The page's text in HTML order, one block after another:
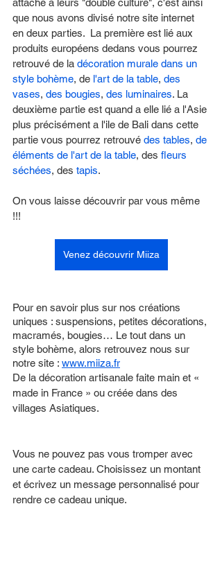
attaché à leurs "double culture", c'est ainsi
que nous avons divisé notre site internet
en deux parties.  La première est lié aux
produits européens dedans vous pourrez
retrouvé de la décoration murale dans un
style bohème, de l'art de la table, des
vases, des bougies, des luminaires. La
deuxième partie est quand a elle lié a l'Asie
plus précisément a l'ile de Bali dans cette
partie vous pourrez retrouvé des tables, de
éléments de l'art de la table, des fleurs
séchées, des tapis.
On vous laisse découvrir par vous même
!!!
Venez découvrir Miiza
Pour en savoir plus sur nos créations
uniques : suspensions, petites décorations,
macramés, bougies… Le tout dans un
style bohème, alors retrouvez nous sur
notre site : www.miiza.fr
De la décoration artisanale faite main et «
made in France » ou créée dans des
villages Asiatiques.
Vous ne pouvez pas vous tromper avec
une carte cadeau. Choisissez un montant
et écrivez un message personnalisé pour
rendre ce cadeau unique.